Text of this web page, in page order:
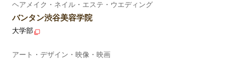
ヘアメイク・ネイル・エステ・ウエディング
バンタン渋谷美容学院
大学部
アート・デザイン・映像・映画